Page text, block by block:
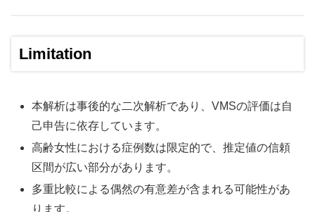
Limitation
本解析は事後的な二次解析であり、VMSの評価は自
己申告に依存しています。
高齢女性における症例数は限定的で、推定値の信頼
区間が広い部分があります。
多重比較による偶然の有意差が含まれる可能性があ
ります。